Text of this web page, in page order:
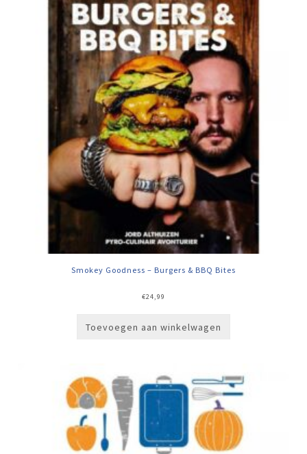
Smokey Goodness – Burgers & BBQ Bites
€24,99
Toevoegen aan winkelwagen